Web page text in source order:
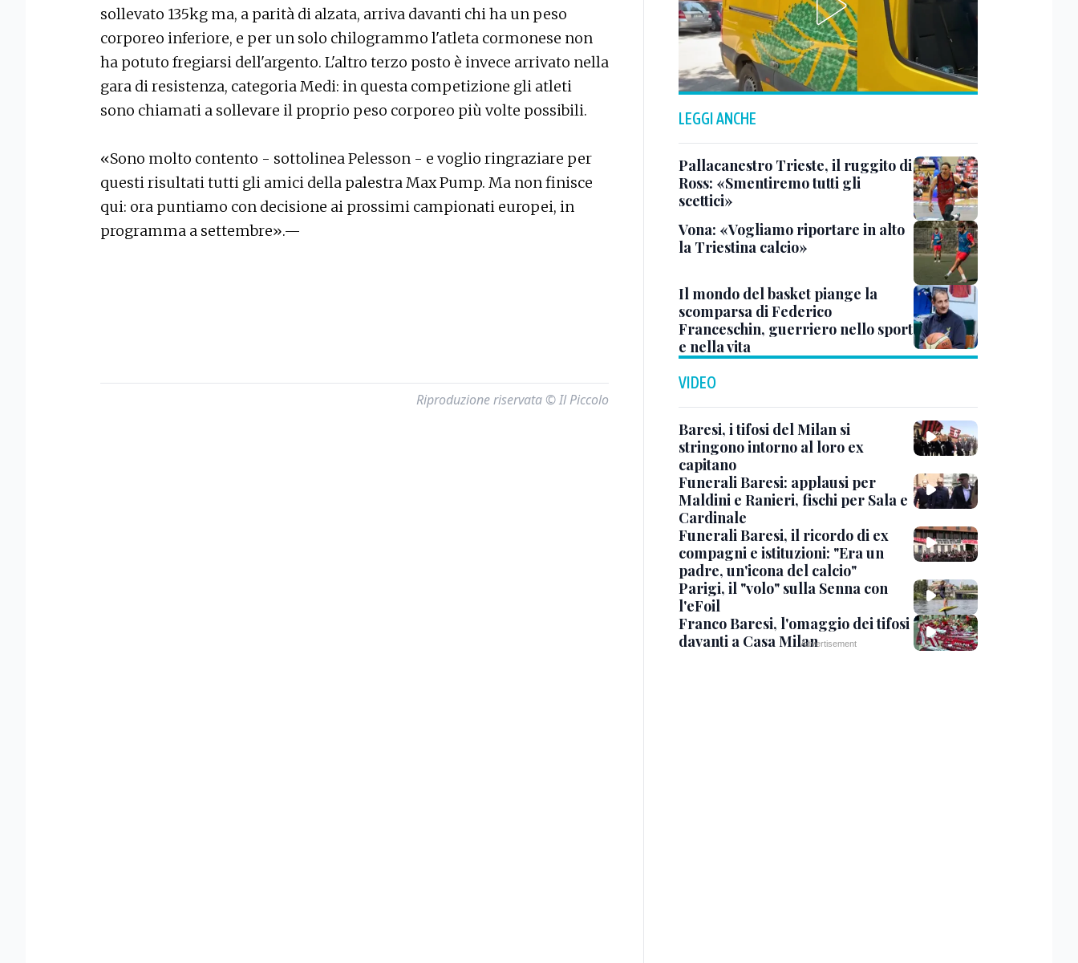
sollevato 135kg ma, a parità di alzata, arriva davanti chi ha un peso
corporeo inferiore, e per un solo chilogrammo l'atleta cormonese non
ha potuto fregiarsi dell'argento. L'altro terzo posto è invece arrivato nella
gara di resistenza, categoria Medi: in questa competizione gli atleti
sono chiamati a sollevare il proprio peso corporeo più volte possibili.
«Sono molto contento - sottolinea Pelesson - e voglio ringraziare per
questi risultati tutti gli amici della palestra Max Pump. Ma non finisce
qui: ora puntiamo con decisione ai prossimi campionati europei, in
programma a settembre».—
Riproduzione riservata © Il Piccolo
LEGGI ANCHE
Pallacanestro Trieste, il ruggito di
Ross: «Smentiremo tutti gli
scettici»
Vona: «Vogliamo riportare in alto
la Triestina calcio»
Il mondo del basket piange la
scomparsa di Federico
Franceschin, guerriero nello sport
e nella vita
VIDEO
Baresi, i tifosi del Milan si
stringono intorno al loro ex
capitano
Funerali Baresi: applausi per
Maldini e Ranieri, fischi per Sala e
Cardinale
Funerali Baresi, il ricordo di ex
compagni e istituzioni: "Era un
padre, un'icona del calcio"
Parigi, il "volo" sulla Senna con
l'eFoil
Franco Baresi, l'omaggio dei tifosi
davanti a Casa Milan